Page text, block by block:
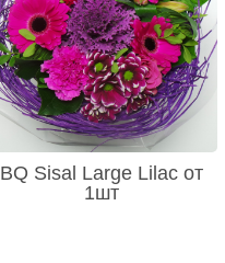
BQ Sisal Large Lilac от
1шт